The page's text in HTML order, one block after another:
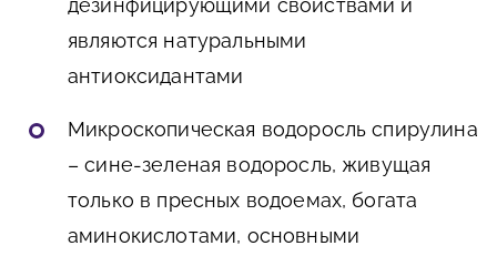
дезинфицирующими свойствами и
являются натуральными
антиоксидантами
Микроскопическая водоросль спирулина
– сине-зеленая водоросль, живущая
только в пресных водоемах, богата
аминокислотами, основными